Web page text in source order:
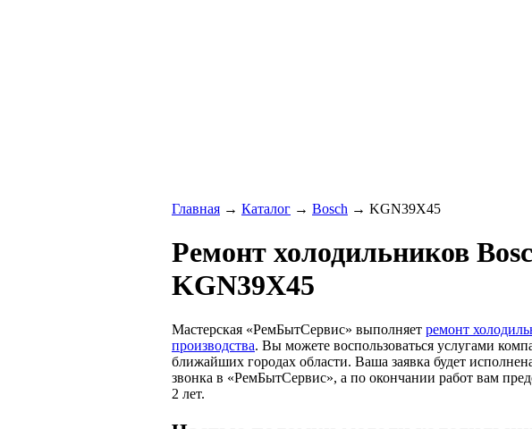
Главная → Каталог → Bosch → KGN39X45
Ремонт холодильников
KGN39X45
Мастерская «РемБытСервис» выполняет ремонт
производства. Вы можете воспользоваться услугами
ближайших городах области. Ваша заявка будет
звонка в «РемБытСервис», а по окончании работ вам
2 лет.